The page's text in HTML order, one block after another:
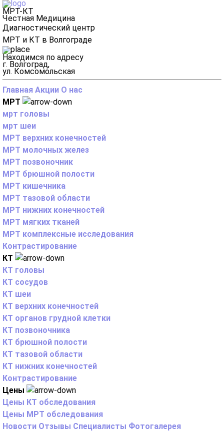
МРТ-КТ
Честная Медицина
Диагностический центр
МРТ и КТ в Волгограде
Находимся по адресу
г. Волгоград,
ул. Комсомольская
Главная Акции О нас
МРТ
мрт головы
мрт шеи
МРТ верхних конечностей
МРТ молочных желез
МРТ позвоночник
МРТ брюшной полости
МРТ кишечника
МРТ тазовой области
МРТ нижних конечностей
МРТ мягких тканей
МРТ комплексные исследования
Контрастирование
КТ
КТ головы
КТ сосудов
КТ шеи
КТ верхних конечностей
КТ органов грудной клетки
КТ позвоночника
КТ брюшной полости
КТ тазовой области
КТ нижних конечностей
Контрастирование
Цены
Цены КТ обследования
Цены МРТ обследования
Новости Отзывы Специалисты Фотогалерея